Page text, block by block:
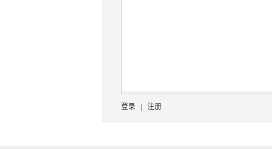
登录 注册